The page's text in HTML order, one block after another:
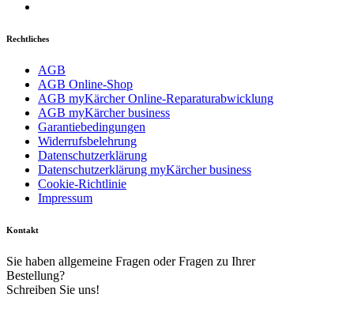
Download PDF
Handbuch
Rechtliches
AGB
AGB Online-Shop
AGB myKärcher Online-Reparaturabwicklung
AGB myKärcher business
Garantiebedingungen
Widerrufsbelehrung
Datenschutzerklärung
Datenschutzerklärung myKärcher business
Cookie-Richtlinie
Impressum
Kontakt
Sie haben allgemeine Fragen oder Fragen zu Ihrer
Bestellung?
Schreiben Sie uns!